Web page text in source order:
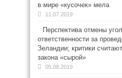
в мире «кусочек» мела
11.07.2019
Перспектива отмены
ответственности за
Зеландии; критики
закона «сырой»
05.08.2019